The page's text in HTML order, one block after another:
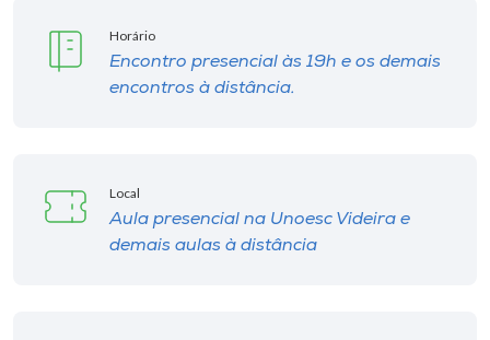
Horário
Encontro presencial às 19h e os demais
encontros à distância.
Local
Aula presencial na Unoesc Videira e
demais aulas à distância